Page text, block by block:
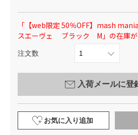
「【web限定 50％OFF】mash
スエーヴェ ブラック M」の在庫が
注文数
入荷メールに登
お気に入り追加